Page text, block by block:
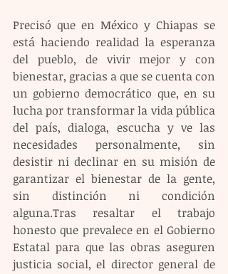
Precisó que en México y Chiapas se
está haciendo realidad la esperanza
del pueblo, de vivir mejor y con
bienestar, gracias a que se cuenta con
un gobierno democrático que, en su
lucha por transformar la vida pública
del país, dialoga, escucha y ve las
necesidades personalmente, sin
desistir ni declinar en su misión de
garantizar el bienestar de la gente,
sin distinción ni condición
alguna.Tras resaltar el trabajo
honesto que prevalece en el Gobierno
Estatal para que las obras aseguren
justicia social, el director general de